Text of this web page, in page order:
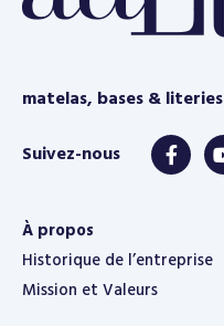
matelas, bases & literies
À propos
Historique de l’entreprise
Mission et Valeurs